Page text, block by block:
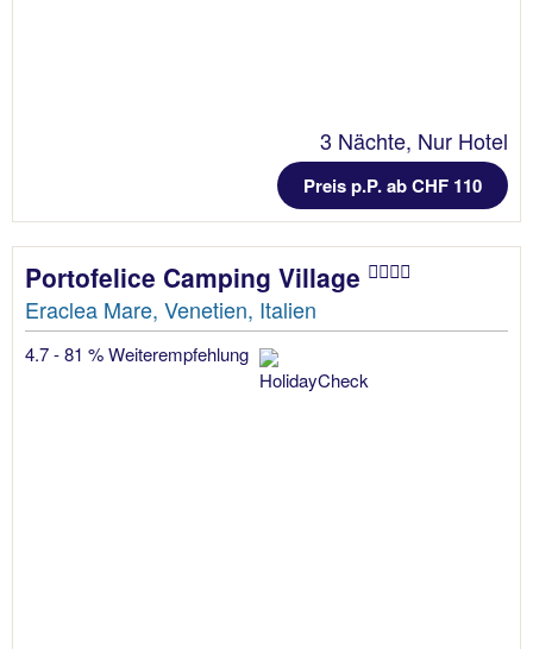
3 Nächte, Nur Hotel
Preis p.P. ab CHF 110
Portofelice Camping Village
Eraclea Mare, Venetien, Italien
4.7 - 81 % Weiterempfehlung